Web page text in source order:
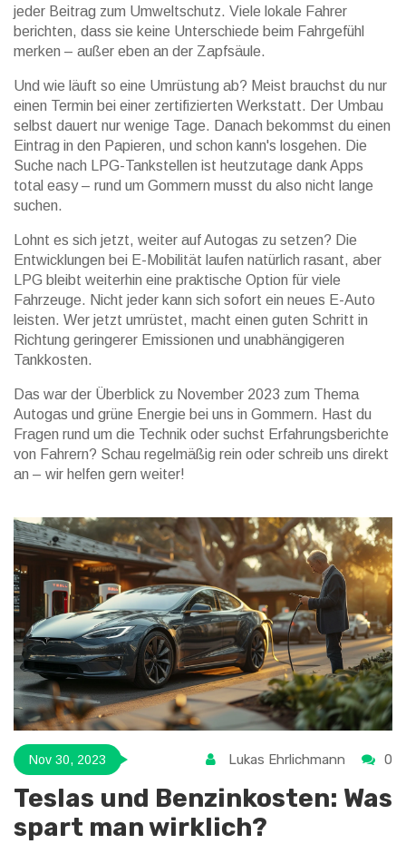
jeder Beitrag zum Umweltschutz. Viele lokale Fahrer
berichten, dass sie keine Unterschiede beim Fahrgefühl
merken – außer eben an der Zapfsäule.
Und wie läuft so eine Umrüstung ab? Meist brauchst du nur
einen Termin bei einer zertifizierten Werkstatt. Der Umbau
selbst dauert nur wenige Tage. Danach bekommst du einen
Eintrag in den Papieren, und schon kann's losgehen. Die
Suche nach LPG-Tankstellen ist heutzutage dank Apps
total easy – rund um Gommern musst du also nicht lange
suchen.
Lohnt es sich jetzt, weiter auf Autogas zu setzen? Die
Entwicklungen bei E-Mobilität laufen natürlich rasant, aber
LPG bleibt weiterhin eine praktische Option für viele
Fahrzeuge. Nicht jeder kann sich sofort ein neues E-Auto
leisten. Wer jetzt umrüstet, macht einen guten Schritt in
Richtung geringerer Emissionen und unabhängigeren
Tankkosten.
Das war der Überblick zu November 2023 zum Thema
Autogas und grüne Energie bei uns in Gommern. Hast du
Fragen rund um die Technik oder suchst Erfahrungsberichte
von Fahrern? Schau regelmäßig rein oder schreib uns direkt
an – wir helfen gern weiter!
Nov 30, 2023 Lukas Ehrlichmann 0
Teslas und Benzinkosten: Was
spart man wirklich?